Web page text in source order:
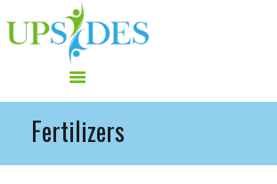
Fertilizers